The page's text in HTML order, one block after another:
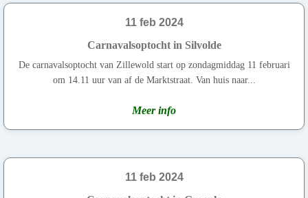
11 feb 2024
Carnavalsoptocht in Silvolde
De carnavalsoptocht van Zillewold start op zondagmiddag 11 februari
om 14.11 uur van af de Marktstraat. Van huis naar...
Meer info
11 feb 2024